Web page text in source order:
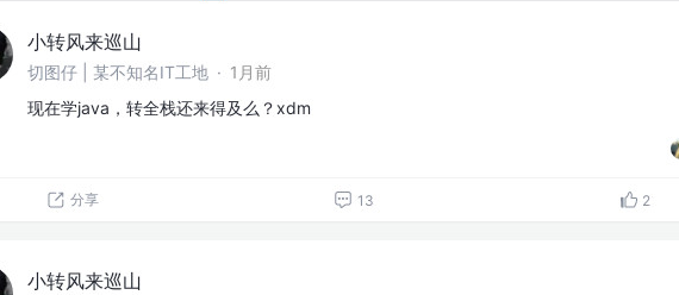
小转风来巡山
切图仔 | 某不知名IT工地 · 1月前
现在学java，转全栈还来得及么？xdm
分享 13 2
小转风来巡山